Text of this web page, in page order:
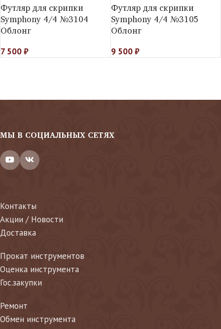
Футляр для скрипки
Symphony 4/4 №3104
Облонг
7 500₽
Футляр для скрипки
Symphony 4/4 №3105
Облонг
9 500₽
МЫ В СОЦИАЛЬНЫХ СЕТЯХ
Контакты
Акции / Новости
Доставка
Прокат инструментов
Оценка инструмента
Гос.закупки
Ремонт
Обмен инструмента